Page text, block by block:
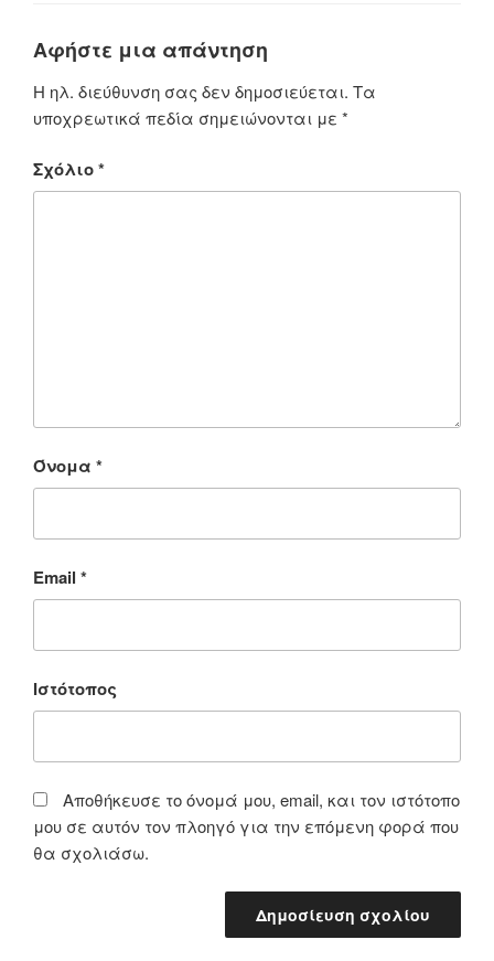
Αφήστε μια απάντηση
Η ηλ. διεύθυνση σας δεν δημοσιεύεται. Τα
υποχρεωτικά πεδία σημειώνονται με *
Σχόλιο*
Όνομα *
Email *
Ιστότοπος
Αποθήκευσε το όνομά μου, email, και τον ιστότοπο
μου σε αυτόν τον πλοηγό για την επόμενη φορά που
θα σχολιάσω.